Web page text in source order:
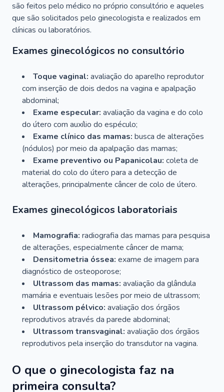
são feitos pelo médico no próprio consultório e aqueles
que são solicitados pelo ginecologista e realizados em
clínicas ou laboratórios.
Exames ginecológicos no consultório
Toque vaginal: avaliação do aparelho reprodutor
com inserção de dois dedos na vagina e apalpação
abdominal;
Exame especular: avaliação da vagina e do colo
do útero com auxílio do espéculo;
Exame clínico das mamas: busca de alterações
(nódulos) por meio da apalpação das mamas;
Exame preventivo ou Papanicolau: coleta de
material do colo do útero para a detecção de
alterações, principalmente câncer de colo de útero.
Exames ginecológicos laboratoriais
Mamografia: radiografia das mamas para pesquisa
de alterações, especialmente câncer de mama;
Densitometria óssea: exame de imagem para
diagnóstico de osteoporose;
Ultrassom das mamas: avaliação da glândula
mamária e eventuais lesões por meio de ultrassom;
Ultrassom pélvico: avaliação dos órgãos
reprodutivos através da parede abdominal;
Ultrassom transvaginal: avaliação dos órgãos
reprodutivos pela inserção do transdutor na vagina.
O que o ginecologista faz na
primeira consulta?